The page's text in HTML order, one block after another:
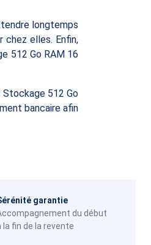
longtemps
chez elles. Enfin,
512 Go RAM 16
512 Go
bancaire afin
garantie
du début
la fin de la revente